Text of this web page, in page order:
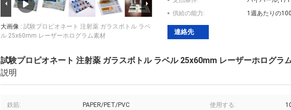
大画像 : 試験プロピオネート 注射薬 ガラスボトル ラベ
ル 25x60mm レーザーホログラム素材
供給の能力:
1週あたりの
連絡先
試験プロピオネート 注射薬 ガラスボトル ラベル 25x60mm レーザーホログラ
説明
鉄筋: PAPER/PET/PVC 使用する: